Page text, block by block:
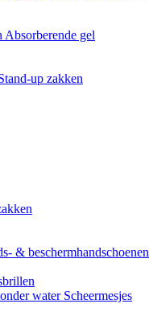
Absorberende gel
up zakken
& beschermhandschoenen
water Scheermesjes